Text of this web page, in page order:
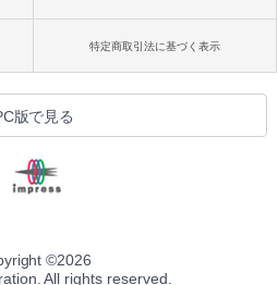
特定商取引法に基づく表示
版で見る
©2026
All rights reserved.